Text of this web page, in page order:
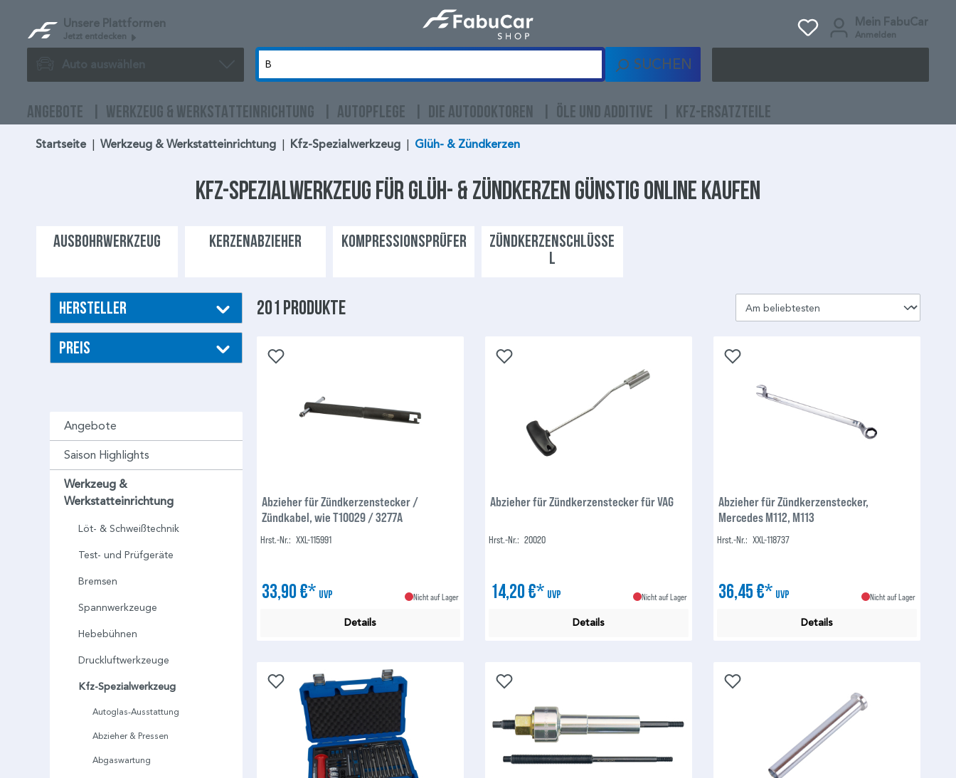
Unsere Plattformen
Jetzt entdecken
Mein FabuCar
Anmelden
Auto auswählen SUCHEN
ANGEBOTE WERKZEUG & WERKSTATTEINRICHTUNG AUTOPFLEGE DIE AUTODOKTOREN ÖLE UND ADDITIVE KFZ-ERSATZTEILE
Startseite Werkzeug & Werkstatteinrichtung Kfz-Spezialwerkzeug Glüh- & Zündkerzen
Kfz-Spezialwerkzeug für Glüh- & Zündkerzen günstig online kaufen
AUSBOHRWERKZEUG KERZENABZIEHER KOMPRESSIONSPRÜFER
ZÜNDKERZENSCHLÜSSE
L
Hersteller
Preis
Angebote
Saison Highlights
Werkzeug &
Werkstatteinrichtung
Löt- & Schweißtechnik
Test- und Prüfgeräte
Bremsen
Spannwerkzeuge
Hebebühnen
Druckluftwerkzeuge
Kfz-Spezialwerkzeug
Autoglas-Ausstattung
Abzieher & Pressen
Abgaswartung
201 Produkte
Abzieher für Zündkerzenstecker /
Zündkabel, wie T10029 / 3277A
Hrst.-Nr.: XXL-115991
33,90 €* UVP Nicht auf Lager
Details
Abzieher für Zündkerzenstecker für VAG
Hrst.-Nr.: 20020
14,20 €* UVP Nicht auf Lager
Details
Abzieher für Zündkerzenstecker,
Mercedes M112, M113
Hrst.-Nr.: XXL-118737
36,45 €* UVP Nicht auf Lager
Details